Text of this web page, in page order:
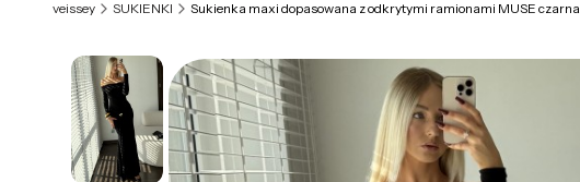
veissey SUKIENKI Sukienka maxi dopasowana z odkrytymi ramionami MUSE czarna